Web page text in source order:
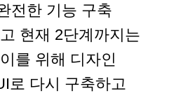
전한 기능 구축
현재 2단계까지는
를 위해 디자인
로 다시 구축하고